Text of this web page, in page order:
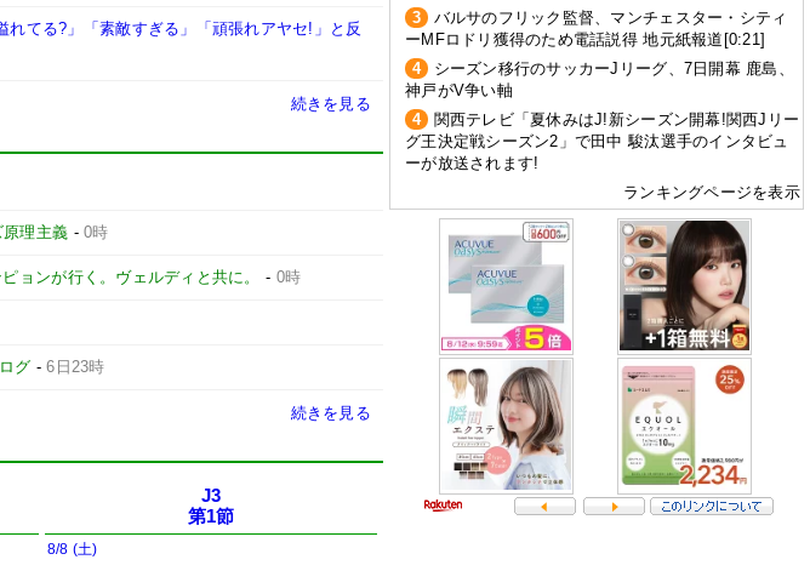
てる?」「素敵すぎる」「頑張れアヤセ!」と反
続きを見る
原理主義 -0時
ョンが行く。ヴェルディと共に。 - 0時
グ -6日23時
続きを見る
J3
第1節
8/8 (土)
3
バルサのフリック監督、マンチェスター・シティ
ーMFロドリ獲得のため電話説得 地元紙報道[0:21]
4
シーズン移行のサッカーJリーグ、7日開幕 鹿島、
神戸がV争い軸
4
関西テレビ「夏休みはJ!新シーズン開幕!関西Jリー
グ王決定戦シーズン2」で田中 駿汰選手のインタビュ
ーが放送されます!
ランキングページを表示